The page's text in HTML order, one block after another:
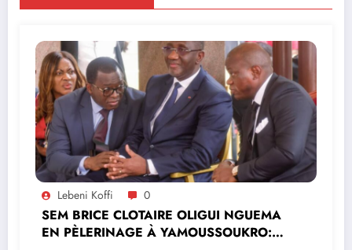
Lebeni Koffi 0
SEM BRICE CLOTAIRE OLIGUI NGUEMA
EN PÈLERINAGE À YAMOUSSOUKRO:LE